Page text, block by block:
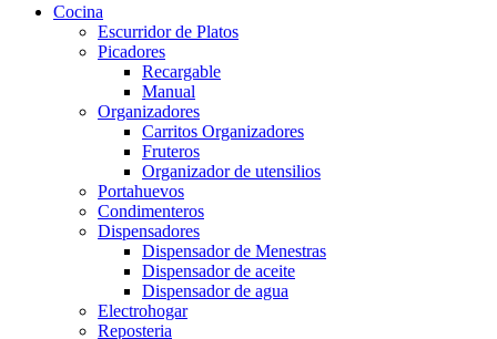
Cocina
Escurridor de Platos
Picadores
Recargable
Manual
Organizadores
Carritos Organizadores
Fruteros
Organizador de utensilios
Portahuevos
Condimenteros
Dispensadores
Dispensador de Menestras
Dispensador de aceite
Dispensador de agua
Electrohogar
Reposteria